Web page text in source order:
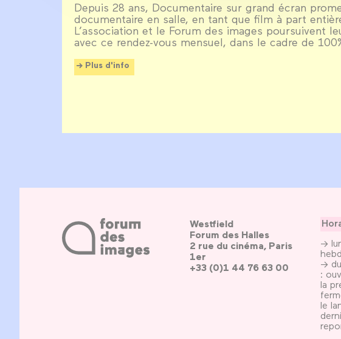
Depuis 28 ans, Documentaire sur grand écran
documentaire en salle, en tant que film à part
L’association et le Forum des images poursuivent
avec ce rendez-vous mensuel, dans le cadre de
Plus d'info
Westfield
Forum des Halles
2 rue du cinéma, Paris
1er
+33 (0)1 44 76 63 00
→
→
:
la
le